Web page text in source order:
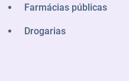
Farmácias públicas
Drogarias